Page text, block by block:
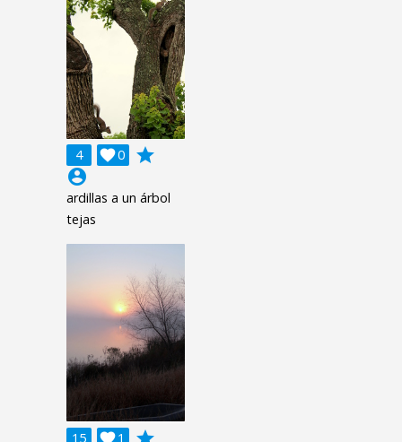
4 0

grade
account_circle
ardillas a un árbol
tejas
15 1